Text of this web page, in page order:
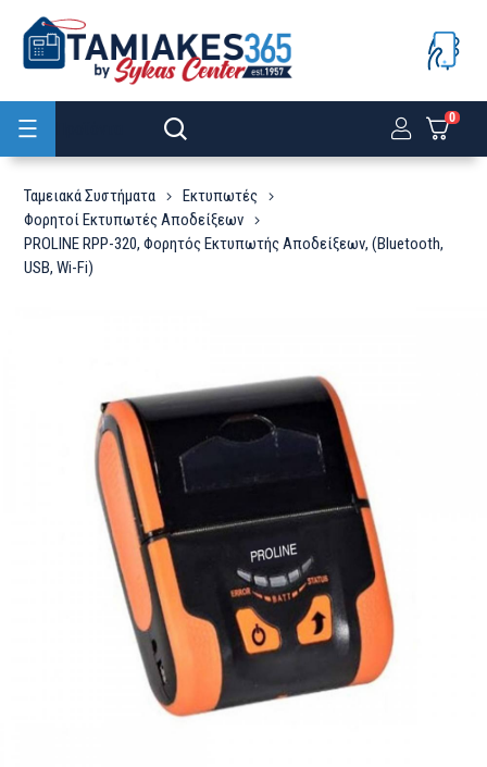
0
Ταμειακά Συστήματα
Εκτυπωτές
Φορητοί Εκτυπωτές Αποδείξεων
PROLINE RPP-320, Φορητός Εκτυπωτής Αποδείξεων, (Bluetooth,
USB, Wi-Fi)